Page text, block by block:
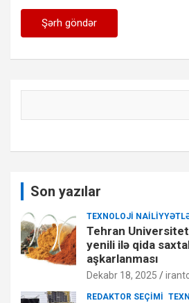
Son yazılar
TEXNOLOJI
Tehran
yenili ilə qida
aşkarlanması
Dekabr 18, 2025
REDAKTOR SEÇIMI